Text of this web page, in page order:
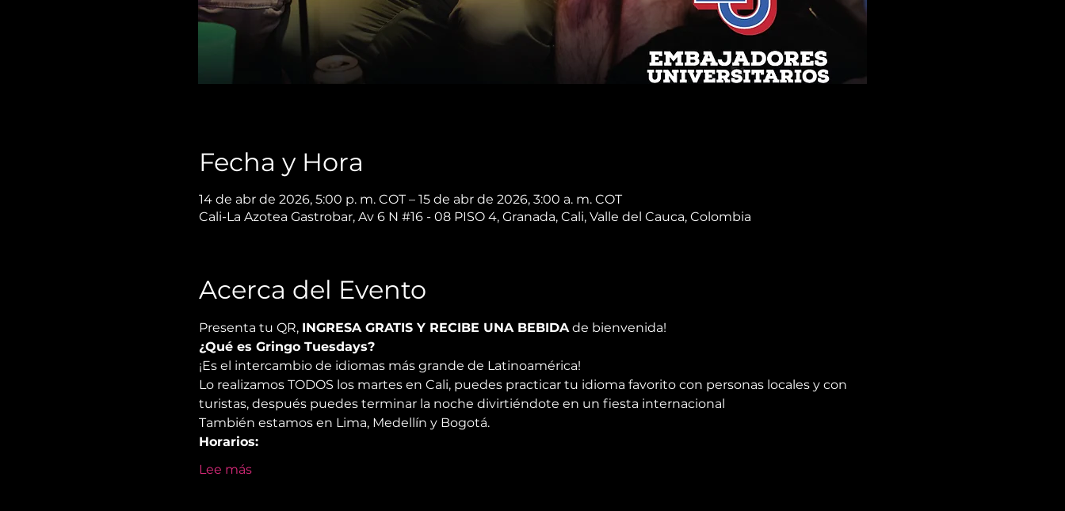
Fecha y Hora
14 de abr de 2026, 5:00 p. m. COT – 15 de abr de 2026, 3:00 a. m. COT
Cali-La Azotea Gastrobar, Av 6 N #16 - 08 PISO 4, Granada, Cali, Valle del Cauca, Colombia
Acerca del Evento
Presenta tu QR, INGRESA GRATIS Y RECIBE UNA BEBIDA de bienvenida!
¿Qué es Gringo Tuesdays?
¡Es el intercambio de idiomas más grande de Latinoamérica!
Lo realizamos TODOS los martes en Cali, puedes practicar tu idioma favorito con personas locales y con
turistas, después puedes terminar la noche divirtiéndote en un fiesta internacional
También estamos en Lima, Medellín y Bogotá.
Horarios:
Lee más